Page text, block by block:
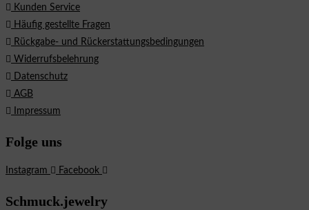
Kunden Service
Häufig gestellte Fragen
Rückgabe- und Rückerstattungsbedingungen
Widerrufsbelehrung
Datenschutz
AGB
Impressum
Folge uns
Instagram Facebook
Schmuck.jewelry